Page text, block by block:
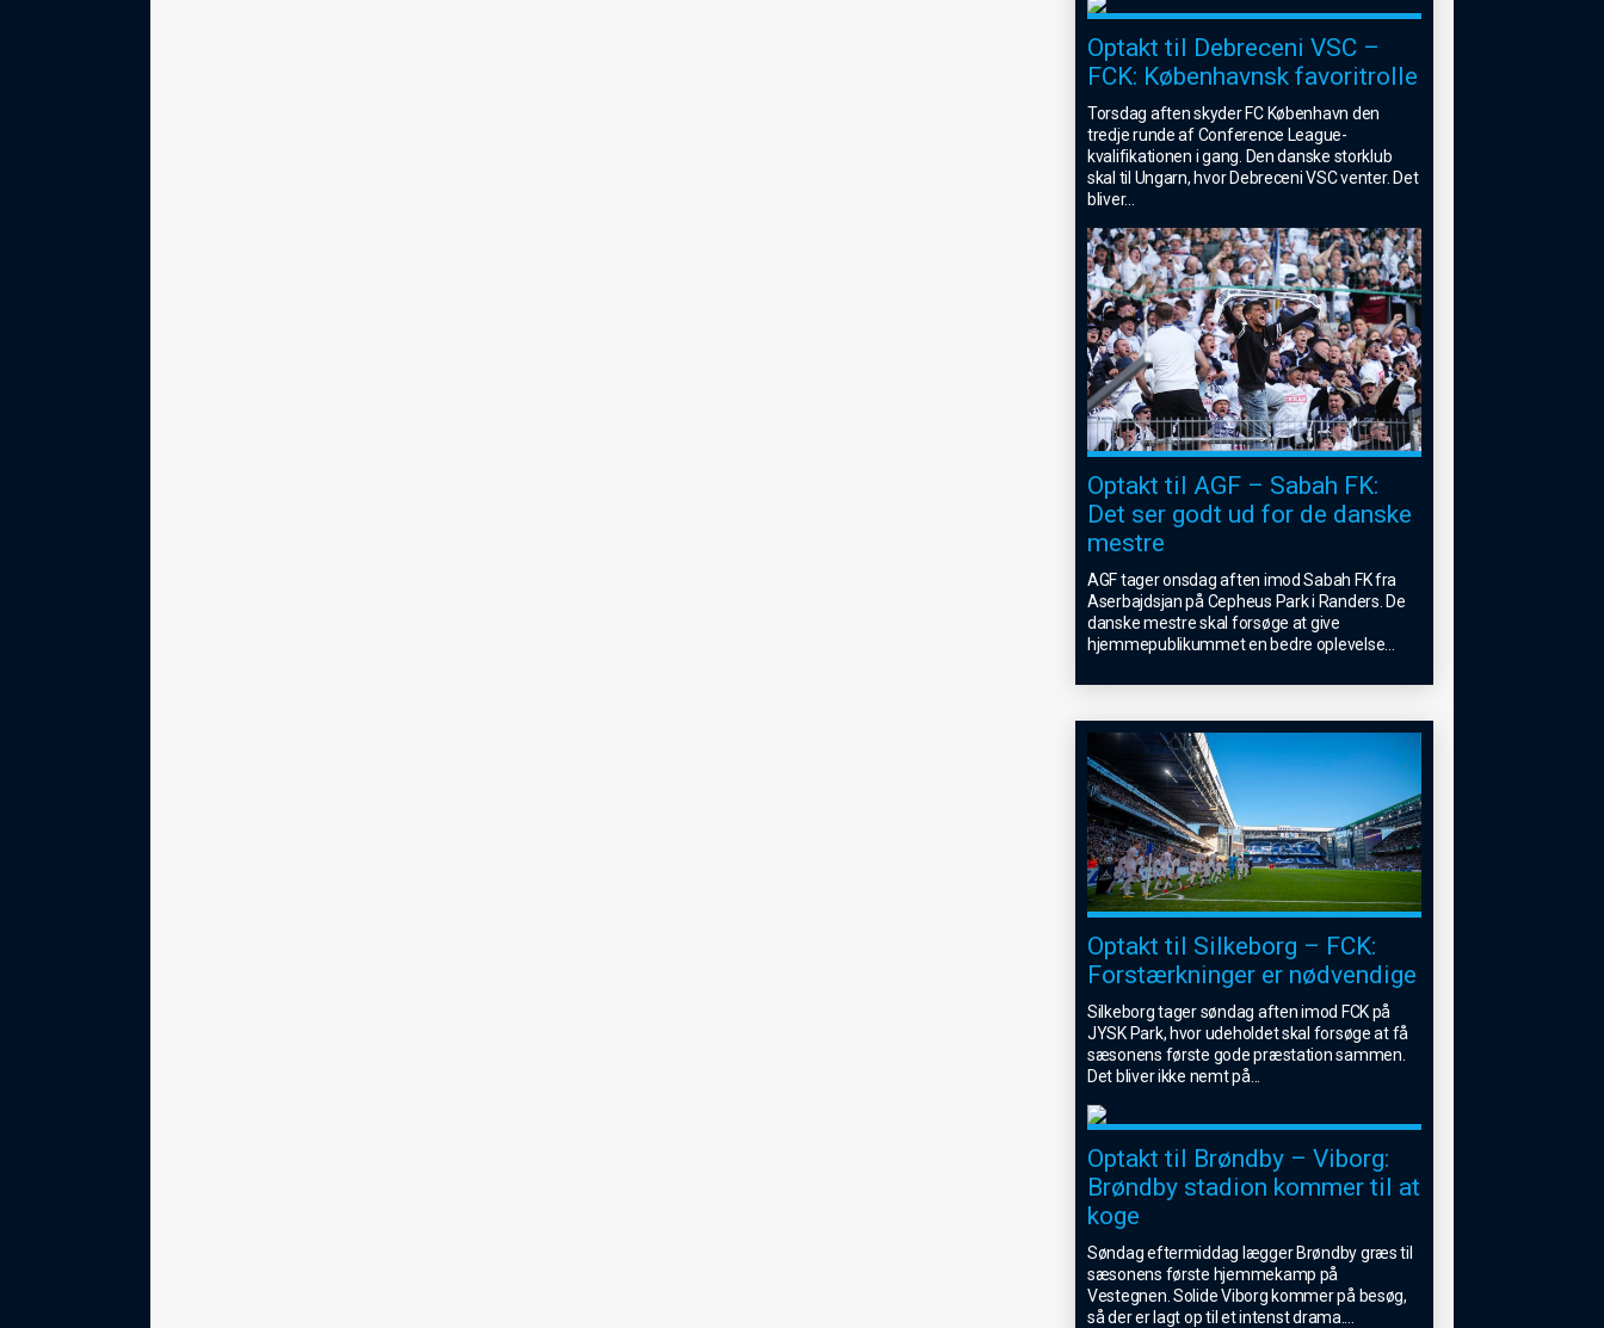
Optakt til Debreceni VSC –
FCK: Københavnsk favoritrolle
Torsdag aften skyder FC København den
tredje runde af Conference League-
kvalifikationen i gang. Den danske storklub
skal til Ungarn, hvor Debreceni VSC venter. Det
bliver...
Optakt til AGF – Sabah FK:
Det ser godt ud for de danske
mestre
AGF tager onsdag aften imod Sabah FK fra
Aserbajdsjan på Cepheus Park i Randers. De
danske mestre skal forsøge at give
hjemmepublikummet en bedre oplevelse
Optakt til Silkeborg – FCK:
Forstærkninger er nødvendige
Silkeborg tager søndag aften imod FCK på
JYSK Park, hvor udeholdet skal forsøge at få
sæsonens første gode præstation sammen.
Det bliver ikke nemt på
Optakt til Brøndby – Viborg:
Brøndby stadion kommer til at
koge
Søndag eftermiddag lægger Brøndby græs til
sæsonens første hjemmekamp på
Vestegnen. Solide Viborg kommer på besøg,
så der er lagt op til et intenst drama.